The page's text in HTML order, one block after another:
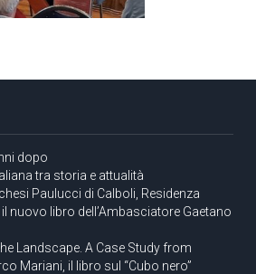
dopo
tra storia e attualità
Paulucci di Calboli, Residenza
il nuovo libro dell’Ambasciatore Gaetano
Landscape. A Case Study from
Mariani, il libro sul “Cubo nero”